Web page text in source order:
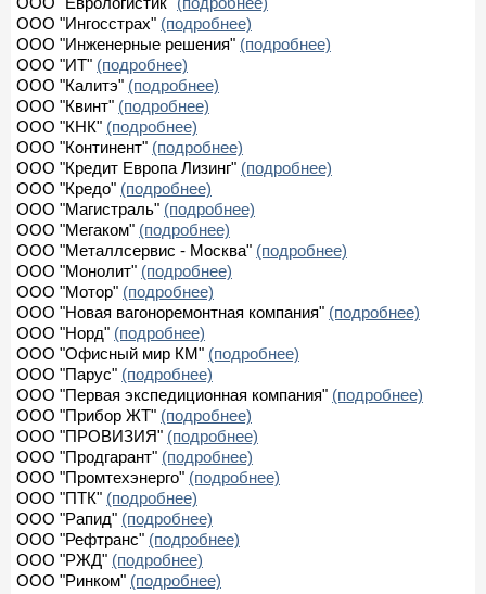
ООО "Ингосстрах" (подробнее)
ООО "Инженерные решения" (подробнее)
ООО "ИТ" (подробнее)
ООО "Калитэ" (подробнее)
ООО "Квинт" (подробнее)
ООО "КНК" (подробнее)
ООО "Континент" (подробнее)
ООО "Кредит Европа Лизинг" (подробнее)
ООО "Кредо" (подробнее)
ООО "Магистраль" (подробнее)
ООО "Мегаком" (подробнее)
ООО "Металлсервис - Москва" (подробнее)
ООО "Монолит" (подробнее)
ООО "Мотор" (подробнее)
ООО "Новая вагоноремонтная компания" (подробнее)
ООО "Норд" (подробнее)
ООО "Офисный мир КМ" (подробнее)
ООО "Парус" (подробнее)
ООО "Первая экспедиционная компания" (подробнее)
ООО "Прибор ЖТ" (подробнее)
ООО "ПРОВИЗИЯ" (подробнее)
ООО "Продгарант" (подробнее)
ООО "Промтехэнерго" (подробнее)
ООО "ПТК" (подробнее)
ООО "Рапид" (подробнее)
ООО "Рефтранс" (подробнее)
ООО "РЖД" (подробнее)
ООО "Ринком" (подробнее)